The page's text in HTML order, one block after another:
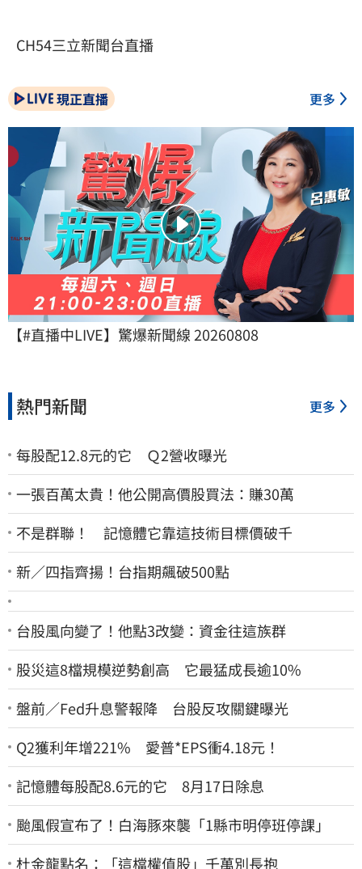
CH54三立新聞台直播
現正直播 更多
【#直播中LIVE】驚爆新聞線 20260808
熱門新聞 更多
每股配12.8元的它 Ｑ2營收曝光
一張百萬太貴！他公開高價股買法：賺30萬
不是群聯！ 記憶體它靠這技術目標價破千
新／四指齊揚！台指期飆破500點
台股風向變了！他點3改變：資金往這族群
股災這8檔規模逆勢創高 它最猛成長逾10%
盤前／Fed升息警報降 台股反攻關鍵曝光
Q2獲利年增221% 愛普*EPS衝4.18元！
記憶體每股配8.6元的它 8月17日除息
颱風假宣布了！白海豚來襲「1縣市明停班停課」
杜金龍點名：「這檔權值股」千萬別長抱